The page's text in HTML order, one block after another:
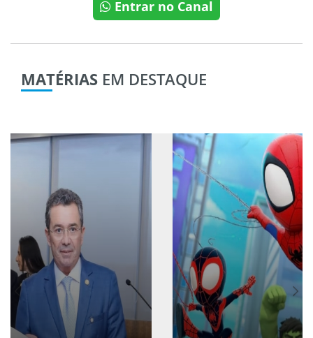
Entrar no Canal
MATÉRIAS EM DESTAQUE